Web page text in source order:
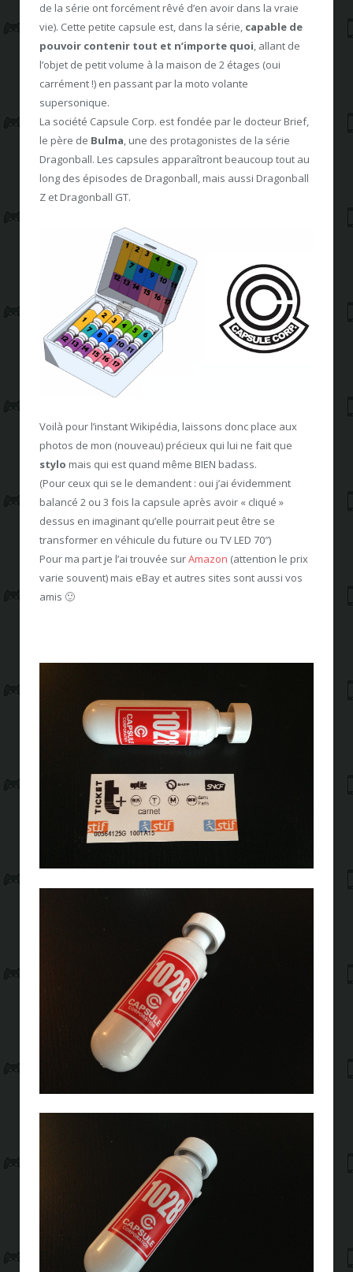
de la série ont forcément rêvé d’en avoir dans la vraie
vie). Cette petite capsule est, dans la série, capable de
pouvoir contenir tout et n’importe quoi, allant de
l’objet de petit volume à la maison de 2 étages (oui
carrément !) en passant par la moto volante
supersonique.
La société Capsule Corp. est fondée par le docteur Brief,
le père de Bulma, une des protagonistes de la série
Dragonball. Les capsules apparaîtront beaucoup tout au
long des épisodes de Dragonball, mais aussi Dragonball
Z et Dragonball GT.
Voilà pour l’instant Wikipédia, laissons donc place aux
photos de mon (nouveau) précieux qui lui ne fait que
stylo mais qui est quand même BIEN badass.
(Pour ceux qui se le demandent : oui j’ai évidemment
balancé 2 ou 3 fois la capsule après avoir « cliqué »
dessus en imaginant qu’elle pourrait peut être se
transformer en véhicule du future ou TV LED 70″)
Pour ma part je l’ai trouvée surAmazon (attention le prix
varie souvent) mais eBay et autres sites sont aussi vos
amis 🙂